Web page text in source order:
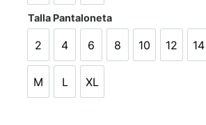
Talla Pantaloneta
2 4 6 8
8
10 12 14
M L XL